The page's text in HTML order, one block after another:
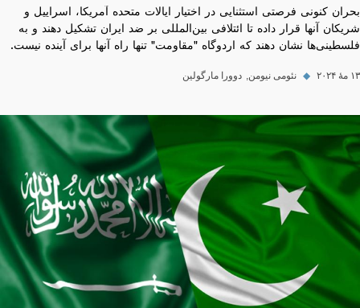
بحران کنونی فرصتی استثنایی در اختیار ایالات متحده آمریکا، اسراییل و
شریکان آنها قرار داده تا ائتلافی بین‌المللی بر ضد ایران تشکیل دهند و به
فلسطینی‌ها نشان دهند که اردوگاه "مقاومت" تنها راه آنها برای آینده نیست.
۱۳ مهٔ ۲۰۲۴ ◆ نئومی نیومن دوورا مارگولین